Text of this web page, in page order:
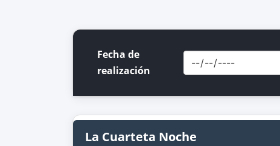
Fecha de
realización
La Cuarteta Noche